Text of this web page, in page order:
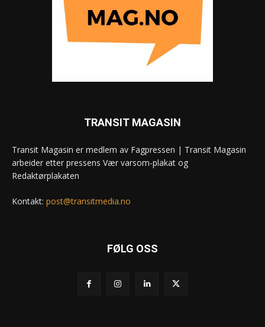
TRANSIT MAGASIN
Transit Magasin er medlem av Fagpressen | Transit Magasin
arbeider etter pressens Vær varsom-plakat og
Redaktørplakaten
Kontakt: post@transitmedia.no
FØLG OSS